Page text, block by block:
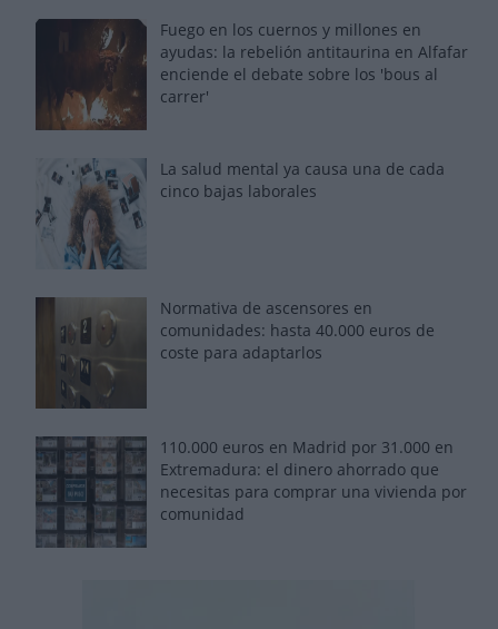
Fuego en los cuernos y millones en
ayudas: la rebelión antitaurina en Alfafar
enciende el debate sobre los 'bous al
carrer'
La salud mental ya causa una de cada
cinco bajas laborales
Normativa de ascensores en
comunidades: hasta 40.000 euros de
coste para adaptarlos
110.000 euros en Madrid por 31.000 en
Extremadura: el dinero ahorrado que
necesitas para comprar una vivienda por
comunidad